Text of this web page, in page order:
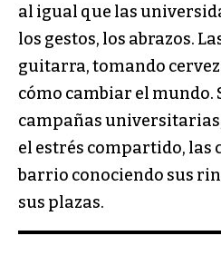
al igual que las
los gestos, los abrazos.
guitarra, tomando
cómo cambiar el mundo.
campañas
el estrés compartido, las
barrio conociendo sus
sus plazas.